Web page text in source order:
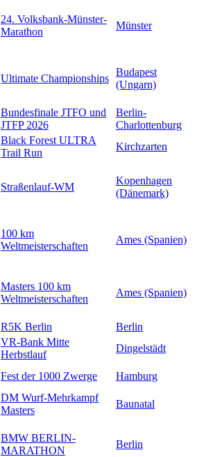
24. Volksbank-Münster-
Marathon
Münster
Ultimate Championships
Budapest
(Ungarn)
Bundesfinale JTFO und
JTFP 2026
Berlin-
Charlottenburg
Black Forest ULTRA
Trail Run
Kirchzarten
Straßenlauf-WM
Kopenhagen
(Dänemark)
100 km
Weltmeisterschaften
Ames (Spanien)
Masters 100 km
Weltmeisterschaften
Ames (Spanien)
R5K Berlin
Berlin
VR-Bank Mitte
Herbstlauf
Dingelstädt
Fest der 1000 Zwerge
Hamburg
DM Wurf-Mehrkampf
Masters
Baunatal
BMW BERLIN-
MARATHON
Berlin